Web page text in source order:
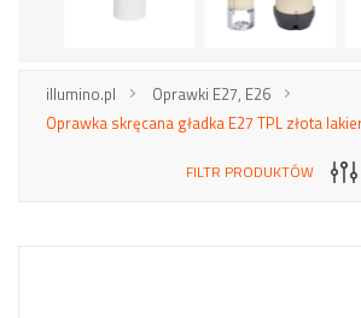
illumino.pl
Oprawki E27, E26
Oprawka skręcana gładka E27 TPL złota
FILTR PRODUKTÓW